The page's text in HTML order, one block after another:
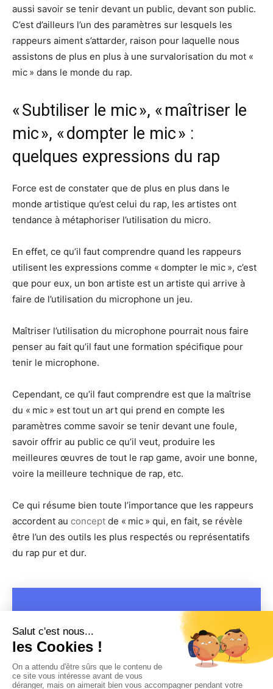
aussi savoir se tenir devant un public, devant son public.
C’est d’ailleurs l’un des paramètres sur lesquels les
rappeurs aiment s’attarder, raison pour laquelle nous
assistons de plus en plus à une survalorisation du mot «
mic » dans le monde du rap.
« Subtiliser le mic », « maîtriser le
mic », « dompter le mic » :
quelques expressions du rap
Force est de constater que de plus en plus dans le
monde artistique qu’est celui du rap, les artistes ont
tendance à métaphoriser l’utilisation du micro.
En effet, ce qu’il faut comprendre quand les rappeurs
utilisent les expressions comme « dompter le mic », c’est
que pour eux, un bon artiste est un artiste qui arrive à
faire de l’utilisation du microphone un jeu.
Maîtriser l’utilisation du microphone pourrait nous faire
penser au fait qu’il faut une formation spécifique pour
tenir le microphone.
Cependant, ce qu’il faut comprendre est que la maîtrise
du « mic » est tout un art qui prend en compte les
paramètres comme savoir se tenir devant une foule,
savoir offrir au public ce qu’il veut, produire les
meilleures œuvres de tout le rap game, avoir une bonne,
voire la meilleure technique de rap, etc.
Ce qui résume bien toute l’importance que les rappeurs
accordent au concept de « mic » qui, en fait, se révèle
être l’un des outils les plus respectés ou représentatifs
du rap pur et dur.